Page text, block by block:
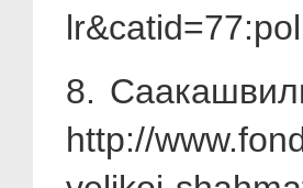
8.
http://